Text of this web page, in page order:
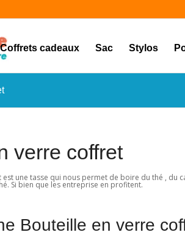
Coffrets cadeaux Sac Stylos
verre coffret
une tasse qui nous permet de boire du thé ,
Si bien que les entreprise en profitent.
Bouteille en verre